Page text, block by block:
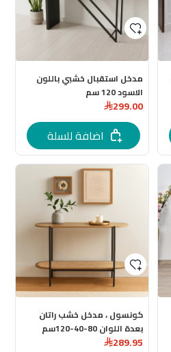
مدخل استقبال خشبي باللون
الاسود 120 سم
299.00
اضافة للسلة
كونسول ، مدخل خشب راتان
بعدة اللوان 80-40-120سم
289.95